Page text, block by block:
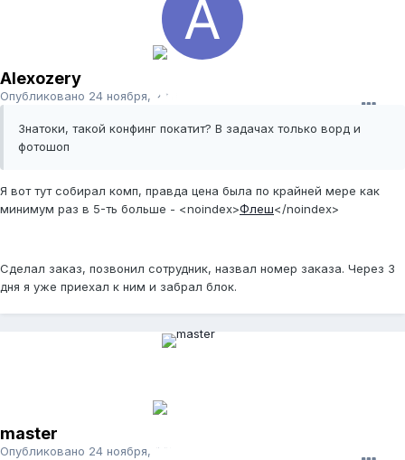
Alexozery
Опубликовано 24 ноября, 2011
Знатоки, такой конфинг покатит? В задачах только ворд и
фотошоп
Я вот тут собирал комп, правда цена была по крайней мере как
минимум раз в 5-ть больше - <noindex>Флеш</noindex>
Сделал заказ, позвонил сотрудник, назвал номер заказа. Через 3
дня я уже приехал к ним и забрал блок.
master
Опубликовано 24 ноября, 2011